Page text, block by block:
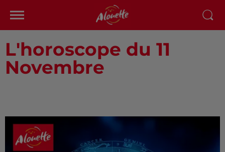
L'horoscope du 11
Novembre